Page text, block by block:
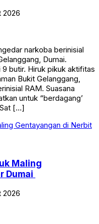
2026
narkoba berinisial
Dumai.
butir. Hiruk pikuk aktifitas
Bukit Gelanggang,
RAM. Suasana
untuk “berdagang’
[…]
Maling
Dumai
2026